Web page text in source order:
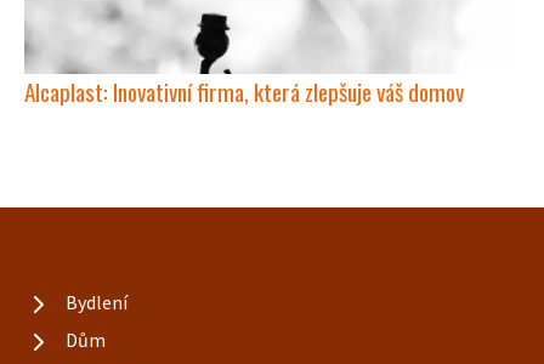
Alcaplast: Inovativní firma, která zlepšuje váš domov
Bydlení
Dům